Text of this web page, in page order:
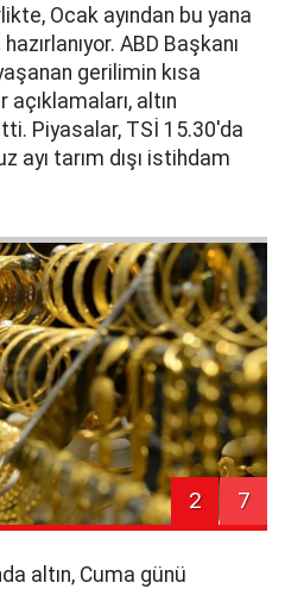
Ocak ayından bu yana
ABD Başkanı
gerilimin kısa
altın
Piyasalar, TSİ 15.30'da
ayı tarım dışı istihdam
2 7
altın, Cuma günü